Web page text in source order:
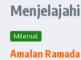
Milenial
Amalan